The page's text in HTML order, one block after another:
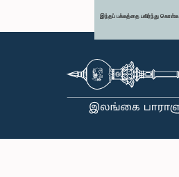
இந்தப் பக்கத்தை பகிர்ந்து கொள்க